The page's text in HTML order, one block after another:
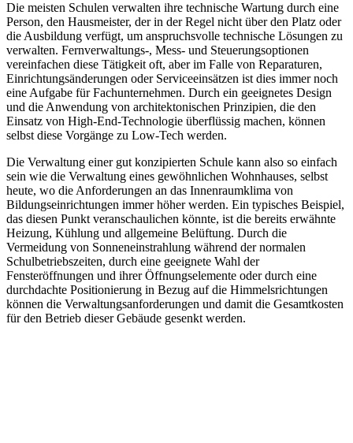
Die meisten Schulen verwalten ihre technische Wartung durch eine
Person, den Hausmeister, der in der Regel nicht über den Platz oder
die Ausbildung verfügt, um anspruchsvolle technische Lösungen zu
verwalten. Fernverwaltungs-, Mess- und Steuerungsoptionen
vereinfachen diese Tätigkeit oft, aber im Falle von Reparaturen,
Einrichtungsänderungen oder Serviceeinsätzen ist dies immer noch
eine Aufgabe für Fachunternehmen. Durch ein geeignetes Design
und die Anwendung von architektonischen Prinzipien, die den
Einsatz von High-End-Technologie überflüssig machen, können
selbst diese Vorgänge zu Low-Tech werden.
Die Verwaltung einer gut konzipierten Schule kann also so einfach
sein wie die Verwaltung eines gewöhnlichen Wohnhauses, selbst
heute, wo die Anforderungen an das Innenraumklima von
Bildungseinrichtungen immer höher werden. Ein typisches Beispiel,
das diesen Punkt veranschaulichen könnte, ist die bereits erwähnte
Heizung, Kühlung und allgemeine Belüftung. Durch die
Vermeidung von Sonneneinstrahlung während der normalen
Schulbetriebszeiten, durch eine geeignete Wahl der
Fensteröffnungen und ihrer Öffnungselemente oder durch eine
durchdachte Positionierung in Bezug auf die Himmelsrichtungen
können die Verwaltungsanforderungen und damit die Gesamtkosten
für den Betrieb dieser Gebäude gesenkt werden.